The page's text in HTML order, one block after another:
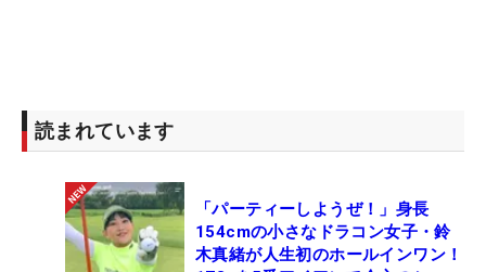
読まれています
「パーティーしようぜ！」身長
154cmの小さなドラコン女子・鈴
木真緒が人生初のホールインワン！